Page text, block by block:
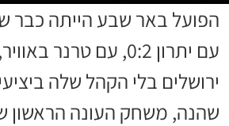
הפועל באר שבע הייתה
עם יתרון 0:2, עם טרנר
ירושלים בלי הקהל שלה
שהנה, משחק העונה הראשון